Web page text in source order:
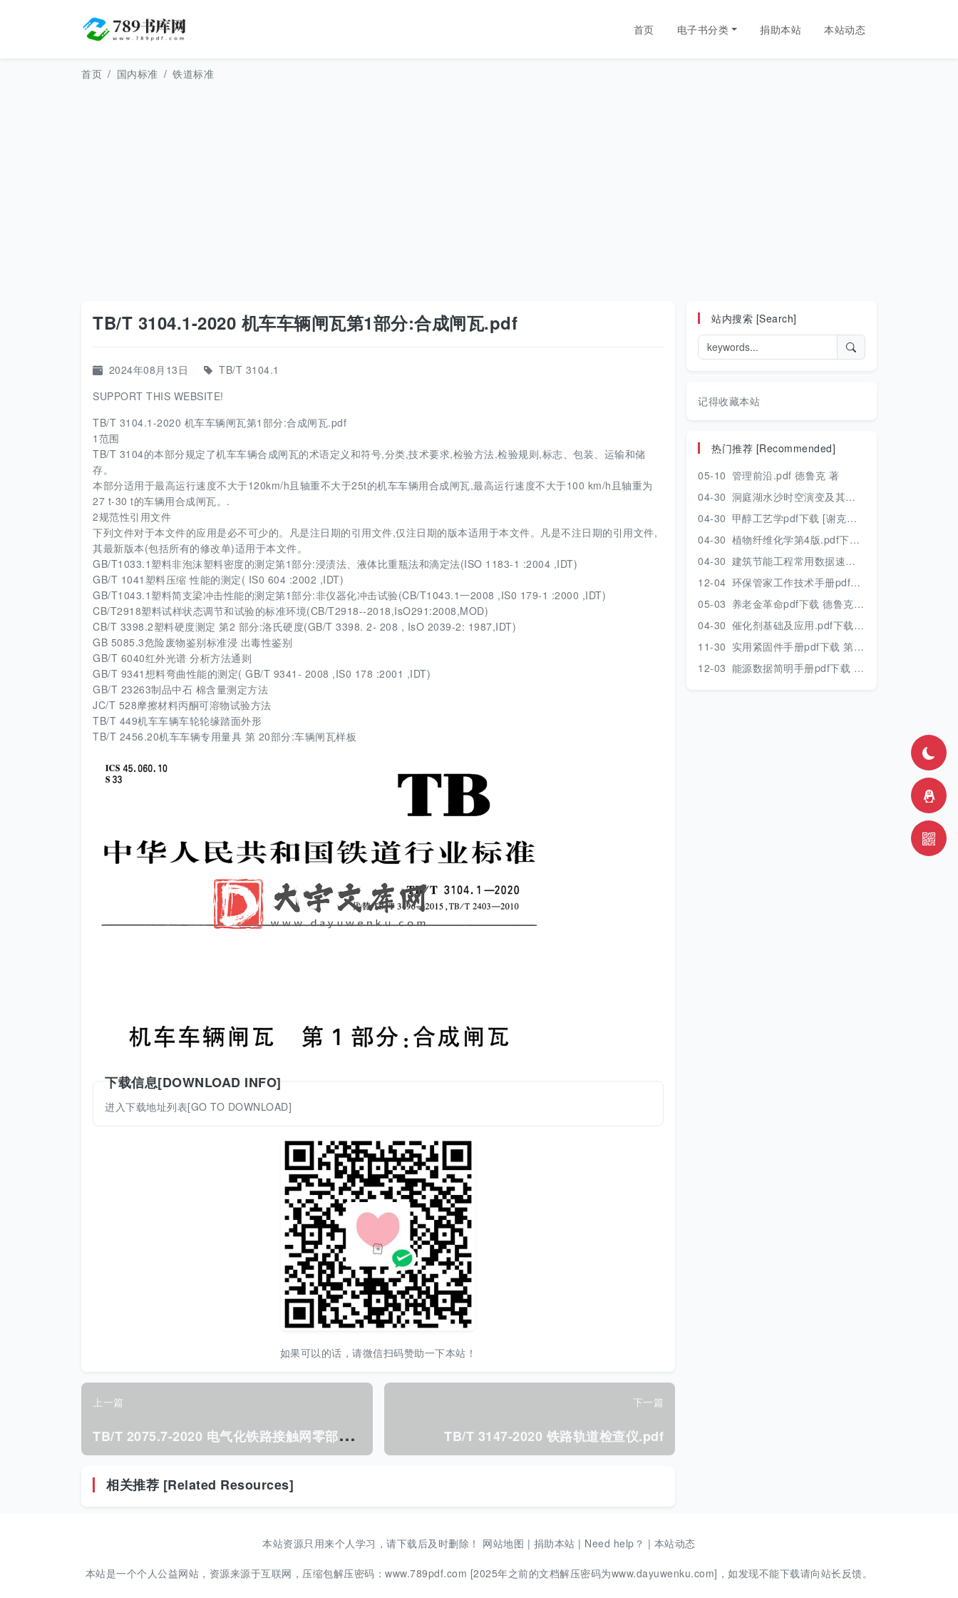
首页 电子书分类 捐助本站 本站动态
首页 国内标准 铁道标准
TB/T 3104.1-2020 机车车辆闸瓦第1部分:合成闸瓦.pdf
2024年08月13日
TB/T 3104.1
SUPPORT THIS WEBSITE!
TB/T 3104.1-2020 机车车辆闸瓦第1部分:合成闸瓦.pdf
1范围
TB/T 3104的本部分规定了机车车辆合成闸瓦的术语定义和符号,分类,技术要求,检验方法,检验规则,标志、包装、运输和储
存。
本部分适用于最高运行速度不大于120km/h且轴重不大于25t的机车车辆用合成闸瓦,最高运行速度不大于100 km/h且轴重为
27 t-30 t的车辆用合成闸瓦。.
2规范性引用文件
下列文件对于本文件的应用是必不可少的。凡是注日期的引用文件,仅注日期的版本适用于本文件。凡是不注日期的引用文件,
其最新版本(包括所有的修改单)适用于本文件。
GB/T1033.1塑料非泡沫塑料密度的测定第1部分:浸渍法、液体比重瓶法和滴定法(ISO 1183-1 :2004 ,IDT)
GB/T 1041塑料压缩 性能的测定( IS0 604 :2002 ,IDT)
GB/T1043.1塑料简支梁冲击性能的测定第1部分:非仪器化冲击试验(CB/T1043.1一2008 ,IS0 179-1 :2000 ,IDT)
CB/T2918塑料试样状态调节和试验的标准环境(CB/T2918--2018,IsO291:2008,MOD)
CB/T 3398.2塑料硬度测定 第2 部分:洛氏硬度(GB/T 3398. 2- 208 , IsO 2039-2: 1987,IDT)
GB 5085.3危险废物鉴别标准浸 出毒性鉴别
GB/T 6040红外光谱 分析方法通则
GB/T 9341想料弯曲性能的测定( GB/T 9341- 2008 ,IS0 178 :2001 ,IDT)
GB/T 23263制品中石 棉含量测定方法
JC/T 528摩擦材料丙酮可溶物试验方法
TB/T 449机车车辆车轮轮缘踏面外形
TB/T 2456.20机车车辆专用量具 第 20部分:车辆闸瓦样板
下载信息[DOWNLOAD INFO]
进入下载地址列表[GO TO DOWNLOAD]
如果可以的话，请微信扫码赞助一下本站！
上一篇
T
B/T 2075.7-2020 电气化铁路接触网零部件 第7部分:整体吊弦及吊弦线夹.pdf
下一篇
TB/T 3147-2020 铁路轨道检查仪.pdf
相关推荐 [Related Resources]
站内搜索 [Search]
记得收藏本站
热门推荐 [Recommended]
05-10 管理前沿.pdf 德鲁克 著
04-30 洞庭湖水沙时空演变及其对水资源安全的影响研究.pdf 胡光伟 著 2017年版
04-30 甲醇工艺学pdf下载 [谢克昌 房鼎业主编] 2010年版
04-30 植物纤维化学第4版.pdf下载 [裴继诚主编] 2012年版
04-30 建筑节能工程常用数据速查手册.pdf下载 [陈慢勤著] 2010年版
12-04 环保管家工作技术手册pdf下载 2019年版
05-03 养老金革命pdf下载 德鲁克 著
04-30 催化剂基础及应用.pdf下载 [季生福 张谦温 赵彬侠编] 2011年版
11-30 实用紧固件手册pdf下载 第三版 2018年版
12-03 能源数据简明手册pdf下载 2017版
本站资源只用来个人学习，请下载后及时删除！ 网站地图 | 捐助本站 | Need help？ | 本站动态
本站是一个个人公益网站，资源来源于互联网，压缩包解压密码：www.789pdf.com [2025年之前的文档解压密码为www.dayuwenku.com]，如发现不能下载请向站长反馈。